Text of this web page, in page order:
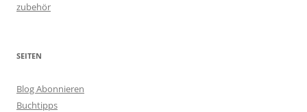
zubehör
SEITEN
Blog Abonnieren
Buchtipps